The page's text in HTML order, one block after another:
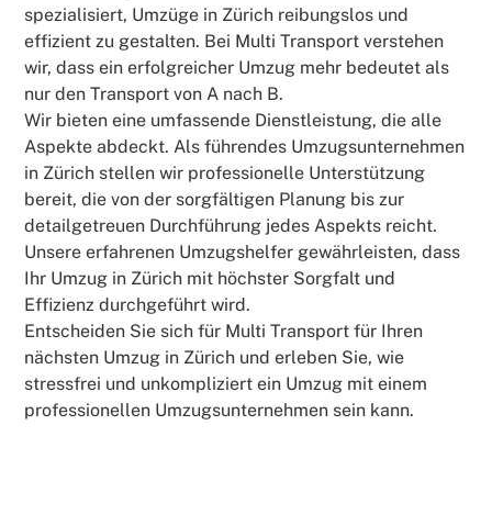
spezialisiert, Umzüge in Zürich reibungslos und
effizient zu gestalten. Bei Multi Transport verstehen
wir, dass ein erfolgreicher Umzug mehr bedeutet als
nur den Transport von A nach B.
Wir bieten eine umfassende Dienstleistung, die alle
Aspekte abdeckt. Als führendes Umzugsunternehmen
in Zürich stellen wir professionelle Unterstützung
bereit, die von der sorgfältigen Planung bis zur
detailgetreuen Durchführung jedes Aspekts reicht.
Unsere erfahrenen Umzugshelfer gewährleisten, dass
Ihr Umzug in Zürich mit höchster Sorgfalt und
Effizienz durchgeführt wird.
Entscheiden Sie sich für Multi Transport für Ihren
nächsten Umzug in Zürich und erleben Sie, wie
stressfrei und unkompliziert ein Umzug mit einem
professionellen Umzugsunternehmen sein kann.